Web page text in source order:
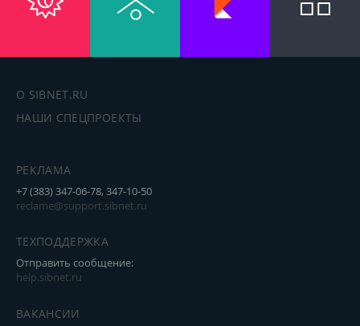
О SIBNET.RU
НАШИ СПЕЦПРОЕКТЫ
РЕКЛАМА
+7 (383) 347-06-78, 347-10-50
reclame@support.sibnet.ru
ТЕХПОДДЕРЖКА
Отправить сообщение:
help.sibnet.ru
ВАКАНСИИ